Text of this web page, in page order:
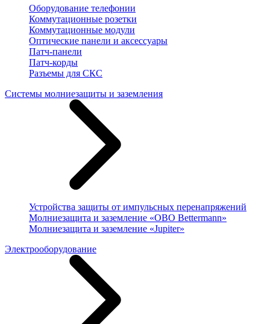
Оборудование телефонии
Коммутационные розетки
Коммутационные модули
Оптические панели и аксессуары
Патч-панели
Патч-корды
Разъемы для СКС
Системы молниезащиты и заземления
Устройства защиты от импульсных перенапряжений
Молниезащита и заземление «OBO Bettermann»
Молниезащита и заземление «Jupiter»
Электрооборудование